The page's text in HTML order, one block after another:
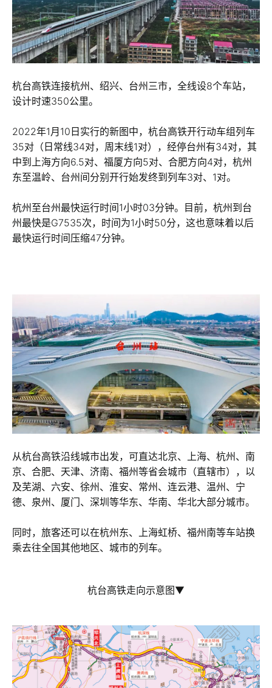
杭台高铁连接杭州、绍兴、台州三市，全线设8个车站，
设计时速350公里。
2022年1月10日实行的新图中，杭台高铁开行动车组列车
35对（日常线34对，周末线1对），经停台州有34对，其
中到上海方向6.5对、福厦方向5对、合肥方向4对，杭州
东至温岭、台州间分别开行始发终到列车3对、1对。
杭州至台州最快运行时间1小时03分钟。目前，杭州到台
州最快是G7535次，时间为1小时50分，这也意味着以后
最快运行时间压缩47分钟。
从杭台高铁沿线城市出发，可直达北京、上海、杭州、南
京、合肥、天津、济南、福州等省会城市（直辖市），以
及芜湖、六安、徐州、淮安、常州、连云港、温州、宁
德、泉州、厦门、深圳等华东、华南、华北大部分城市。
同时，旅客还可以在杭州东、上海虹桥、福州南等车站换
乘去往全国其他地区、城市的列车。
杭台高铁走向示意图▼